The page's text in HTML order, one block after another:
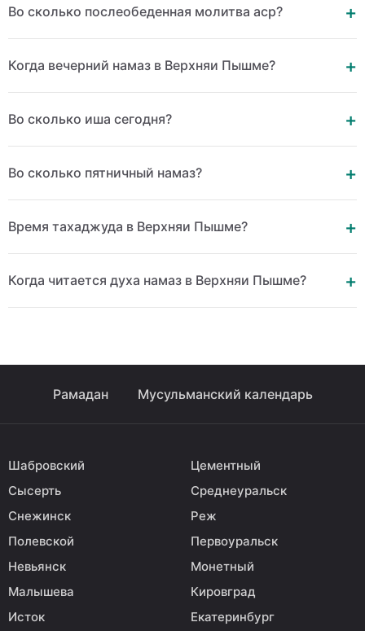
Во сколько послеобеденная молитва аср?
Когда вечерний намаз в Верхняи Пышме?
Во сколько иша сегодня?
Во сколько пятничный намаз?
Время тахаджуда в Верхняи Пышме?
Когда читается духа намаз в Верхняи Пышме?
Рамадан Мусульманский календарь
Шабровский
Цементный
Сысерть
Среднеуральск
Снежинск
Реж
Полевской
Первоуральск
Невьянск
Монетный
Малышева
Кировград
Исток
Екатеринбург